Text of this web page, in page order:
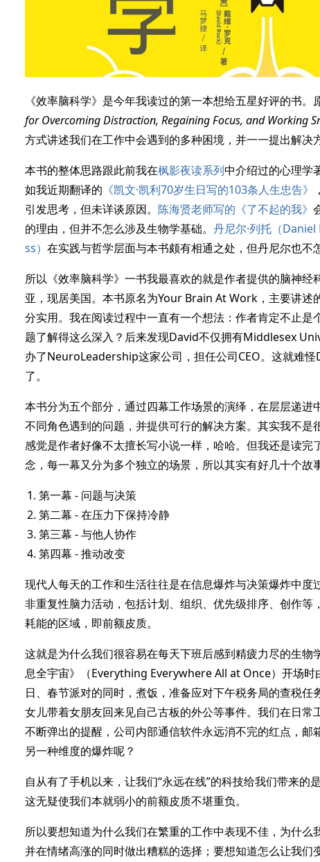
《效率脑科学》是今年我读过的第一本想给五星好评的书。
for Overcoming Distraction, Regaining Focus, and Working
方式讲述我们在工作中会遇到的多种困境，并一一提出解决方
本书的整体思路跟此前我在枫影夜读系列中介绍过的心理学
如我近期翻译的 《凯文·凯利70岁生日写的103条人生忠告》
引发思考，但未详谈原因。 陈海贤老师写的《了不起的我》
的理由，但并不怎么涉及生物学基础。 丹尼尔·列托（
ss） 在实践与哲学层面与本书颇有相通之处，但丹尼尔也不
所以《效率脑科学》一书我最喜欢的就是作者提供的脑神
亚，现居美国。本书原名为Your Brain At Work，主要讲述
分实用。我在阅读过程中一直有一个想法：作者肯定不止是
题了解得这么深入？后来发现David不仅拥有Middlesex
办了NeuroLeadership这家公司，担任公司CEO。这就难
了。
本书分为五个部分，通过四幕工作场景的演绎，在层层递进
不同角色遇到的问题，并提供可行的解决方案。其实我不是
感觉是作者好像不太擅长写小说一样，哈哈。但我还是读
念，每一幕又分为多个独立的场景，所以其实有好几十个故
第一幕 - 问题与决策
第二幕 - 在压力下保持冷静
第三幕 - 与他人协作
第四幕 - 推动改变
现代人每天的工作和生活往往是在信息爆炸与决策爆炸中
非重复性脑力活动，包括计划、组织、优先级排序、创作等
耗能的区域，即前额皮质。
这就是为什么我们很容易在每天下班后感到精疲力尽的生
息全宇宙》（Everything Everywhere All at Once）开场时
日、春节派对的同时，煮饭，准备应对下午税务局的查税
女儿带着女朋友回来见自己古板的外公等事件。我们在日
不断弹出的提醒，公司内部通信软件永远消不完的红点，邮
另一种维度的爆炸呢？
自从有了手机以来，让我们“永远在线”的科技给我们带来的
这无疑使我们本就弱小的前额皮质不堪重负。
所以要想知道为什么我们在繁重的工作中表现不佳，为什么
并在情绪高涨的同时做出糟糕的选择；要想知道怎么让我们